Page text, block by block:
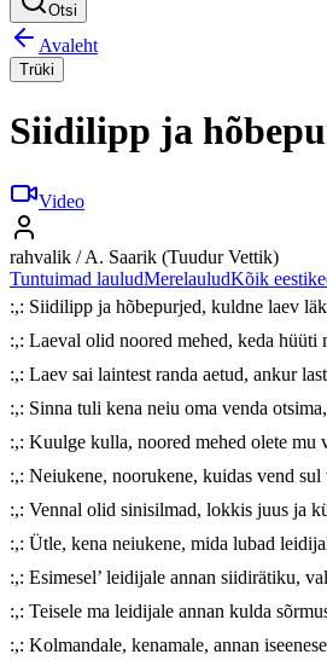
Otsi
Avaleht
Trüki
Siidilipp ja
Video
rahvalik / A. Saarik (Tuudur Vettik)
Tuntuimad lauludMerelauludKõik
:,: Siidilipp ja hõbepurjed, kuldne laev
:,: Laeval olid noored mehed, keda hüüti
:,: Laev sai laintest randa aetud, ankur
:,: Sinna tuli kena neiu oma venda
:,: Kuulge kulla, noored mehed olete mu
:,: Neiukene, noorukene, kuidas vend
:,: Vennal olid sinisilmad, lokkis juus ja
:,: Ütle, kena neiukene, mida lubad
:,: Esimesel’ leidijale annan siidirätiku,
:,: Teisele ma leidijale annan kulda
:,: Kolmandale, kenamale, annan